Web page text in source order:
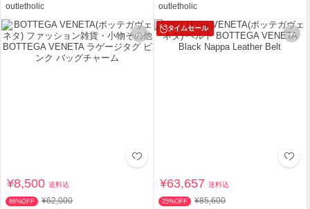
outletholic outletholic
¥8,500送料込
86%OFF ¥62,000
タイムセール
¥63,657送料込
25%OFF ¥85,600